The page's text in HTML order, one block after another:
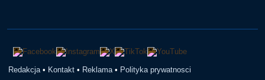
Redakcja • Kontakt • Reklama • Polityka prywatnosci